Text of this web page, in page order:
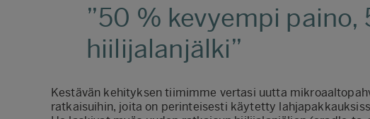
50 % kevyempi paino,
hiilijalanjälki
Kestävän kehityksen tiimimme vertasi uutta
ratkaisuihin, joita on perinteisesti käytetty